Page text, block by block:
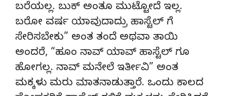
ಬರೆಯಲ್ಲ. ಬುಕ್ ಅಂತೂ ಮುಟ್ಟೋದೆ ಇಲ್ಲ.
ಬರೋ ವರ್ಷ ಯಾವುದಾದ್ರು ಹಾಸ್ಟೆಲ್ ಗೆ
ಸೇರಿಸಬೇಕು” ಅಂತ ತಂದೆ ಅಥವಾ ತಾಯಿ
ಅಂದರೆ, “ಹೂಂ ನಾವ್ ಯಾವ್ ಹಾಸ್ಟೆಲ್ ಗೂ
ಹೋಗಲ್ಲ. ನಾವ್ ಮನೇಲೆ ಇರ್ತೀವಿ” ಅಂತ
ಮಕ್ಕಳು ಮರು ಮಾತನಾಡುತ್ತಾರೆ. ಒಂದು ಕಾಲದ